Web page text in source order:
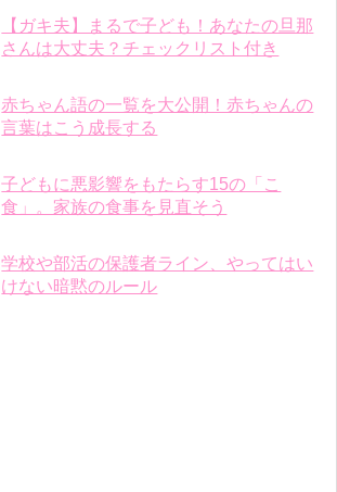
【ガキ夫】まるで子ども！あなたの旦那
さんは大丈夫？チェックリスト付き
赤ちゃん語の一覧を大公開！赤ちゃんの
言葉はこう成長する
子どもに悪影響をもたらす15の「こ
食」。家族の食事を見直そう
学校や部活の保護者ライン、やってはい
けない暗黙のルール